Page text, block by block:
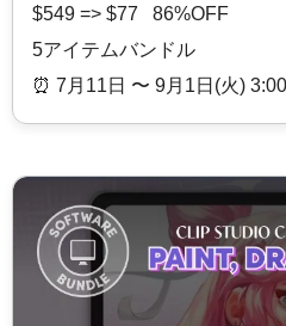
$549 => $77 86%OFF
5アイテムバンドル
⏰️ 7月11日 〜 9月1日(火)